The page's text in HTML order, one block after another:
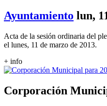
Ayuntamiento lun,
Acta de la sesión ordinaria del
el lunes, 11 de marzo de 2013.
+ info
Corporación